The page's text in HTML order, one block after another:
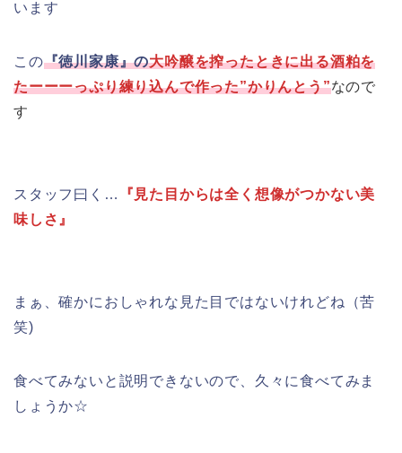
います
この『徳川家康』の大吟醸を搾ったときに出る酒粕を
たーーーっぷり練り込んで作った”かりんとう”なので
す
スタッフ曰く…
『見た目からは全く想像がつかない美
味しさ』
まぁ、確かにおしゃれな見た目ではないけれどね（苦
笑)
食べてみないと説明できないので、久々に食べてみま
しょうか☆